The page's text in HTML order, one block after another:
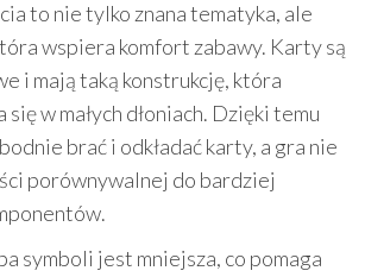
to nie tylko znana tematyka, ale
wspiera komfort zabawy. Karty są
i mają taką konstrukcję, która
w małych dłoniach. Dzięki temu
brać i odkładać karty, a gra nie
porównywalnej do bardziej
symboli jest mniejsza, co pomaga